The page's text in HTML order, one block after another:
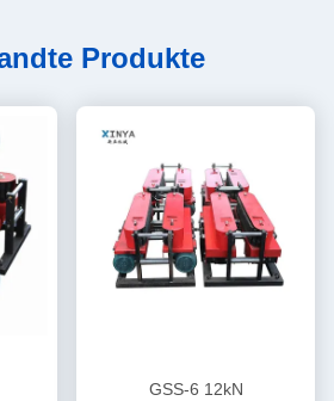
Produkte
GSS-6 12kN